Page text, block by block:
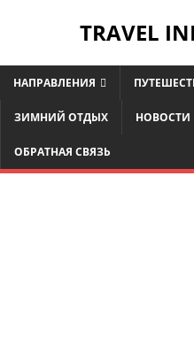
TRAVEL
НАПРАВЛЕНИЯ
ЗИМНИЙ ОТДЫХ НОВОСТИ
ОБРАТНАЯ СВЯЗЬ